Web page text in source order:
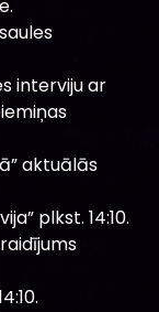
interviju ar
aktuālās
plkst. 14:10.